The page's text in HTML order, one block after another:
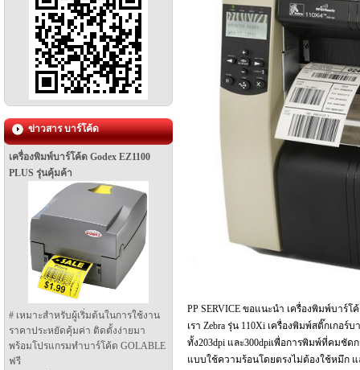
ข่าวสาร บาร์โค้ด
เครื่องพิมพ์บาร์โค้ด Godex EZ1100
PLUS รุ่นคุ้มค้า
# เหมาะสำหรับผู้เริ่มต้นในการใช้งาน
ราคาประหยัดคุ้มค่า ติดตั้งง่ายมา
พร้อมโปรแกรมทำบาร์โค้ด GOLABLE
ฟรี
PP SERVICE ขอแนะนำ เครื่องพิมพ์บาร์
เรา Zebra รุ่น 110Xi เครื่องพิมพ์สติ๊กเกอ
ทั้ง203dpi และ300dpiเพื่อการพิมพ์ที่คมชั
แบบใช้ความร้อนโดยตรงไม่ต้องใช้หมึก